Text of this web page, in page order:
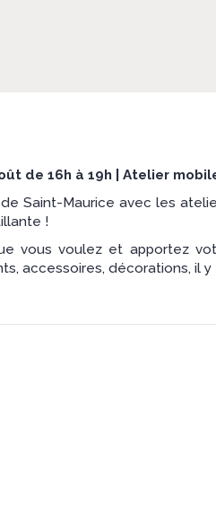
de 16h à 19h | Atelier
Saint-Maurice avec les
!
vous voulez et apportez
accessoires, décorations, il